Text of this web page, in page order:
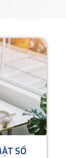
SỐ